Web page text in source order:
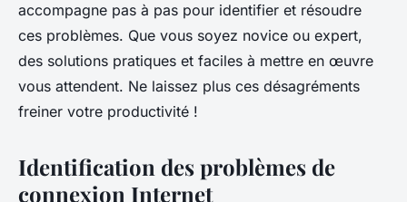
accompagne pas à pas pour identifier et résoudre
ces problèmes. Que vous soyez novice ou expert,
des solutions pratiques et faciles à mettre en œuvre
vous attendent. Ne laissez plus ces désagréments
freiner votre productivité !
Identification des problèmes de
connexion Internet